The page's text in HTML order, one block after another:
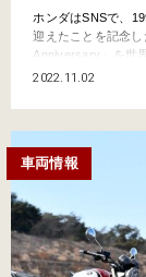
ホンダはSNSで、
迎えたことを記念
Anniversary」を世
しらったスペシャ
年…
2022.11.02
車両情報